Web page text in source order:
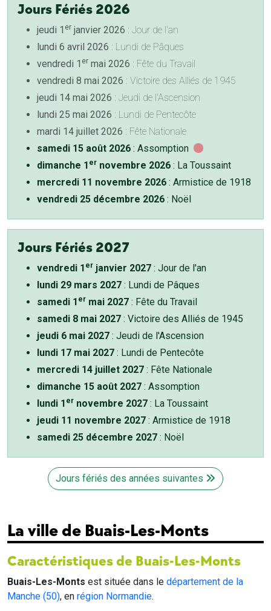
Jours Fériés 2026
jeudi 1 er janvier 2026 : Jour de l'an
lundi 6 avril 2026 : Lundi de Pâques
vendredi 1 er mai 2026 : Fête du Travail
vendredi 8 mai 2026 : Victoire des Alliés de 1945
jeudi 14 mai 2026 : Jeudi de l'Ascension
lundi 25 mai 2026 : Lundi de Pentecôte
mardi 14 juillet 2026 : Fête Nationale
samedi 15 août 2026 : Assomption
dimanche 1 er novembre 2026 : La Toussaint
mercredi 11 novembre 2026 : Armistice de 1918
vendredi 25 décembre 2026 : Noël
Jours Fériés 2027
vendredi 1 er janvier 2027 : Jour de l'an
lundi 29 mars 2027 : Lundi de Pâques
samedi 1 er mai 2027 : Fête du Travail
samedi 8 mai 2027 : Victoire des Alliés de 1945
jeudi 6 mai 2027 : Jeudi de l'Ascension
lundi 17 mai 2027 : Lundi de Pentecôte
mercredi 14 juillet 2027 : Fête Nationale
dimanche 15 août 2027 : Assomption
lundi 1 er novembre 2027 : La Toussaint
jeudi 11 novembre 2027 : Armistice de 1918
samedi 25 décembre 2027 : Noël
Jours fériés des années suivantes
La ville de Buais-Les-Monts
Caractéristiques de Buais-Les-Monts
Buais-Les-Monts est située dans le département de la
Manche (50), en région Normandie.